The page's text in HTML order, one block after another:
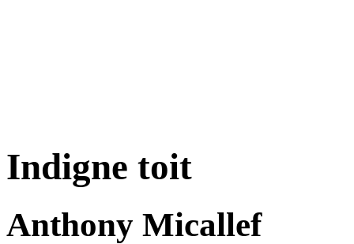
Indigne toit
Anthony Micallef